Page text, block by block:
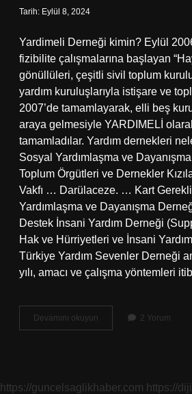
Tarih: Eylül 8, 2024
Yardimeli Derneği kimin? Eylül
fizibilite çalışmalarına başlayan
gönüllüleri, çeşitli sivil toplum
yardım kuruluşlarıyla istişare ve
2007’de tamamlayarak, elli beş
araya gelmesiyle YARDIMELİ
tamamladılar. Yardım dernekleri
Sosyal Yardımlaşma ve Dayanışma
Toplum Örgütleri ve Dernekler
Vakfı … Darülaceze. … Kart
Yardımlaşma ve Dayanışma
Destek İnsani Yardım Derneği
Hak ve Hürriyetleri ve İnsani
Türkiye Yardım Sevenler Derneği
yılı, amacı ve çalışma yöntemleri
Devamını okuyun Yardımeli
Derneği
2 Yorum
https://guncelsaglikhaber.com https://